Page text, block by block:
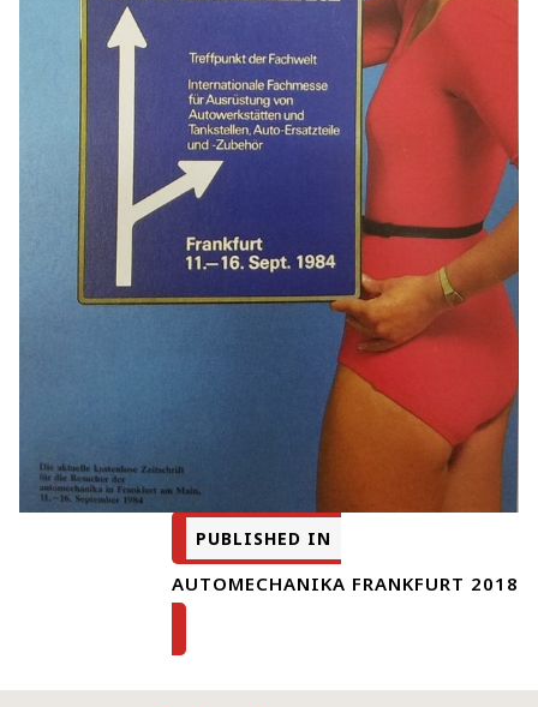
PUBLISHED IN
AUTOMECHANIKA FRANKFURT 2018